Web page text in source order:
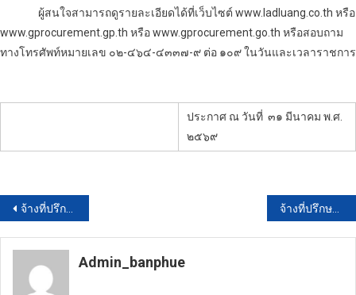
ผู้สนใจสามารถดูรายละเอียดได้ที่เว็บไซต์ www.ladluang.co.th หรือ
www.gprocurement.gp.th หรือ www.gprocurement.go.th หรือสอบถาม
ทางโทรศัพท์หมายเลข ๐๒-๔๖๔-๔๓๓๗-๙ ต่อ ๑๐๙ ในวันและเวลาราชการ
ประกาศ ณ วันที่ ๓๑ มีนาคม พ.ศ.
๒๕๖๙
แนะแนว
เรื่อง
จ้างที่ปรึกษาติดตามตรวจสอบผลกระทบสิ่งแวดล้อม (ในพื้นที่จังหวัดประจวบคีรีขันธ์ จังหวัดชุมพร จังหวัดนครศรีธรรมราช และจังหวัดสงขลา) ๙ แห่ง โดยวิธีประกาศเชิญชวนทั่วไป
Admin_banphue